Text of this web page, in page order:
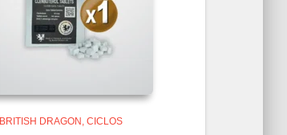
BRITISH DRAGON CICLOS